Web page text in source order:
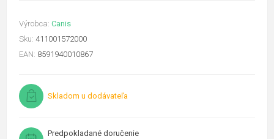
Výrobca: Canis
Sku: 411001572000
EAN: 8591940010867
Skladom u dodávateľa
Predpokladané doručenie